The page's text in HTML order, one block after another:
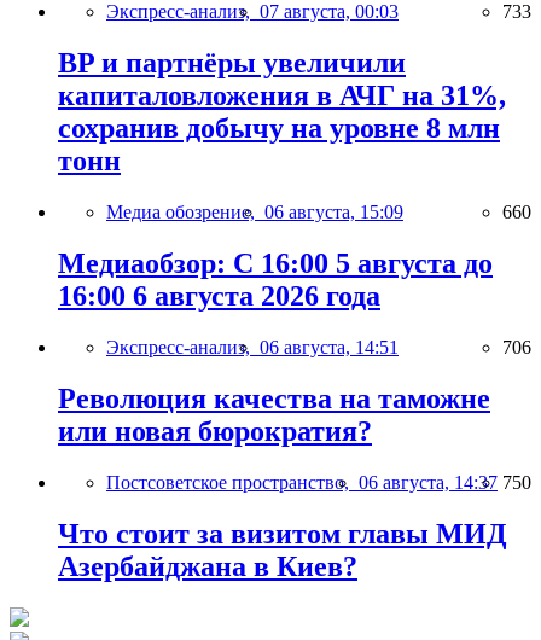
Экспресс-анализ, 07 августа, 00:03 733
BP и партнёры увеличили
капиталовложения в АЧГ на 31%,
сохранив добычу на уровне 8 млн
тонн
Медиа обозрение, 06 августа, 15:09 660
Медиаобзор: С 16:00 5 августа до
16:00 6 августа 2026 года
Экспресс-анализ, 06 августа, 14:51 706
Революция качества на таможне
или новая бюрократия?
Постсоветское пространство, 06 августа, 14:37 750
Что стоит за визитом главы МИД
Азербайджана в Киев?